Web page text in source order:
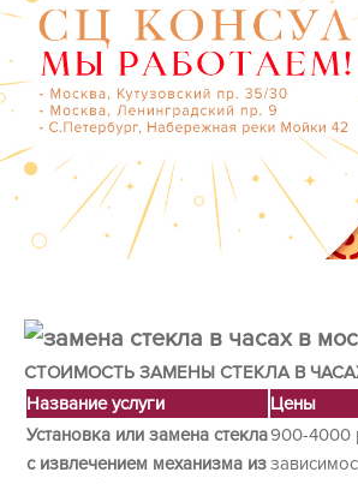
СТОИМОСТЬ ЗАМЕНЫ СТЕКЛА В
Название услуги
Цены
Установка или замена стекла
с извлечением механизма из
900-4000